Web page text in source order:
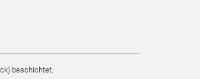
beschichtet.